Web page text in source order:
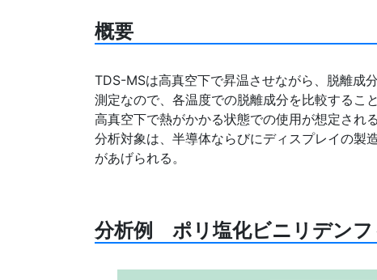
概要
TDS-MSは高真空下で昇温させながら、脱離成
測定なので、各温度での脱離成分を比較すること
高真空下で熱がかかる状態での使用が想定され
分析対象は、半導体ならびにディスプレイの製
があげられる。
分析例 ポリ塩化ビニリデン